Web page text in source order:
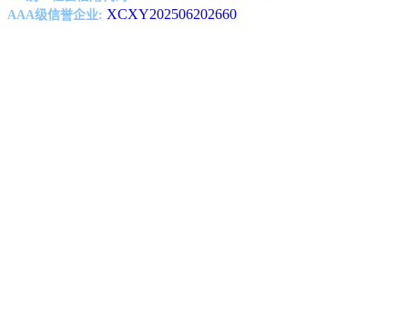
AAA级信誉企业: XCXY202506202660